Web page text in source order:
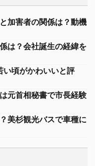
加害者の関係は？動機
は？会社誕生の経緯を
い頃がかわいいと評
元首相秘書で市長経験
美杉観光バスで車種に